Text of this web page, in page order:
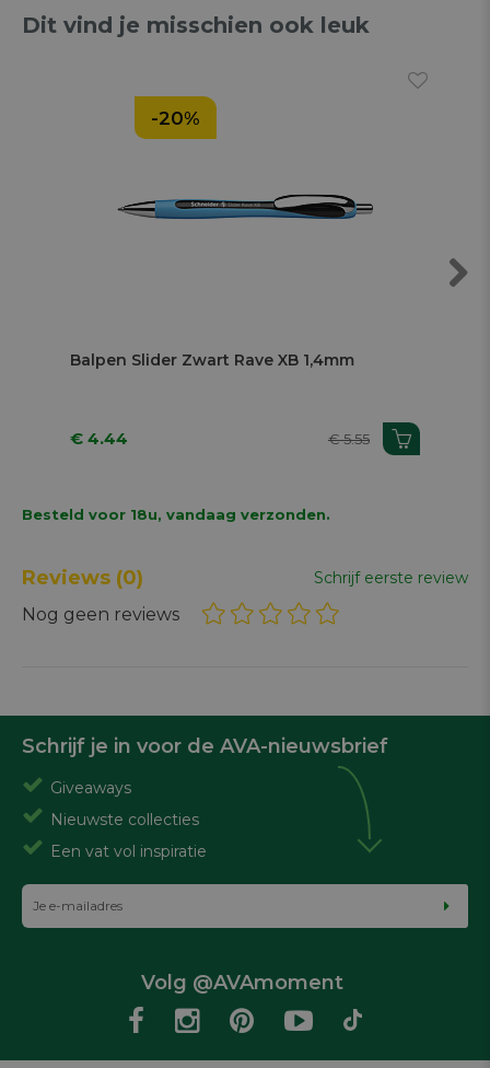
Dit vind je misschien ook leuk
-20%
Balpen Slider Zwart Rave XB 1,4mm
€ 4.44 € 5.55
Besteld voor 18u, vandaag verzonden.
Reviews (0) Schrijf eerste review
Nog geen reviews
Schrijf je in voor de AVA-nieuwsbrief
Giveaways
Nieuwste collecties
Een vat vol inspiratie
Volg @AVAmoment